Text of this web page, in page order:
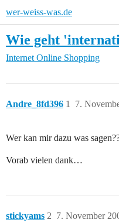
wer-weiss-was.de
Wie geht
Internet Online Shopping
Andre_8fd396 7.
1
Wer kan mir dazu was
Vorab vielen dank…
stickyams 7. November
2